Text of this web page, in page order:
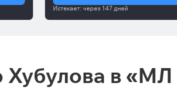
Истекает: через 147 дней
в «МЛ